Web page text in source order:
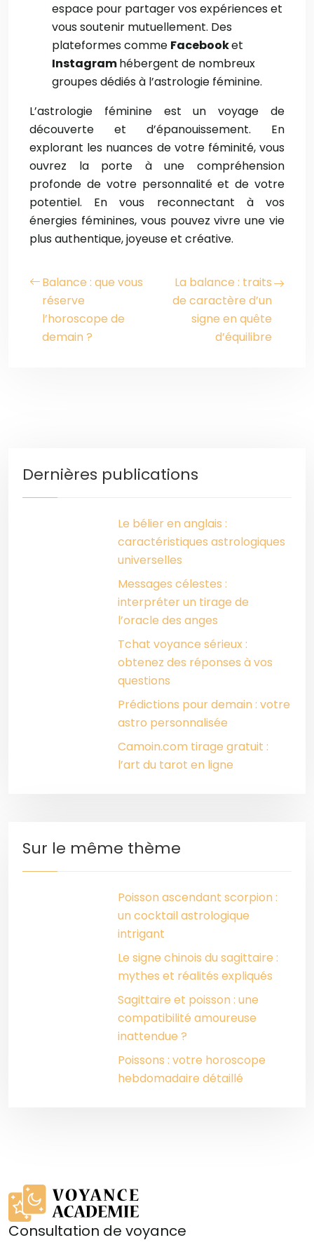
espace pour partager vos expériences et
vous soutenir mutuellement. Des
plateformes comme Facebooket
Instagramhébergent de nombreux
groupes dédiés à l’astrologie féminine.
L’astrologie féminine est un voyage de
découverte et d’épanouissement. En
explorant les nuances de votre féminité, vous
ouvrez la porte à une compréhension
profonde de votre personnalité et de votre
potentiel. En vous reconnectant à vos
énergies féminines, vous pouvez vivre une vie
plus authentique, joyeuse et créative.
Balance : que vous
réserve
l’horoscope de
demain ?
La balance : traits
de caractère d’un
signe en quête
d’équilibre
Dernières publications
Le bélier en anglais :
caractéristiques astrologiques
universelles
Messages célestes :
interpréter un tirage de
l’oracle des anges
Tchat voyance sérieux :
obtenez des réponses à vos
questions
Prédictions pour demain : votre
astro personnalisée
Camoin.com tirage gratuit :
l’art du tarot en ligne
Sur le même thème
Poisson ascendant scorpion :
un cocktail astrologique
intrigant
Le signe chinois du sagittaire :
mythes et réalités expliqués
Sagittaire et poisson : une
compatibilité amoureuse
inattendue ?
Poissons : votre horoscope
hebdomadaire détaillé
Consultation de voyance